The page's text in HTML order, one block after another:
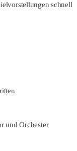
schnell
und Orchester